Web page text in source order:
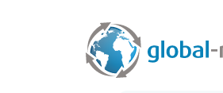
Cos'è l'inflazione CPI?
Tassi storici Euribor
Calcolatore dell’inflazione